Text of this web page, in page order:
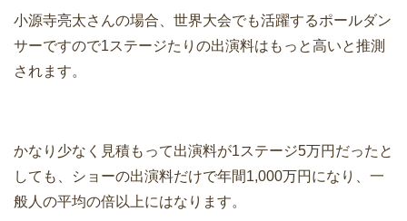
小源寺亮太さんの場合、世界大会でも活躍するポールダン
サーですので1ステージたりの出演料はもっと高いと推測
されます。
かなり少なく見積もって出演料が1ステージ5万円だったと
しても、ショーの出演料だけで年間1,000万円になり、一
般人の平均の倍以上にはなります。